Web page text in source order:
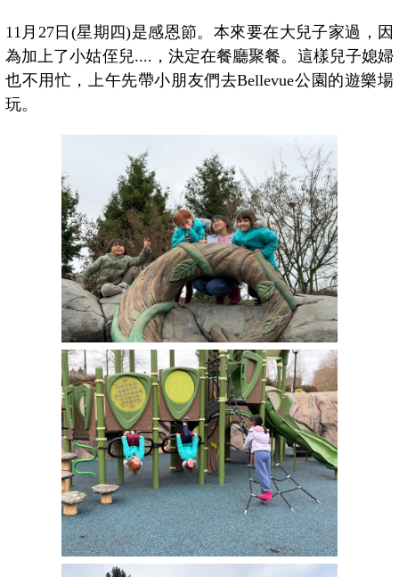
11月27日(星期四)是感恩節。本來要在大兒子家過，因
為加上了小姑侄兒....，決定在餐廳聚餐。這樣兒子媳婦
也不用忙，上午先帶小朋友們去Bellevue公園的遊樂場
玩。